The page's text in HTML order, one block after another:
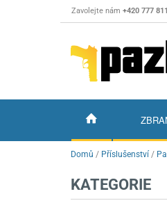
Zavolejte nám +420 777
Domů / Příslušenství /
KATEGORIE